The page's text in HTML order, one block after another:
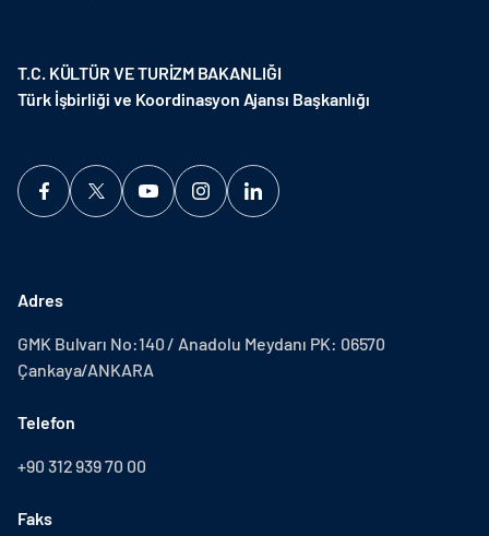
T.C. KÜLTÜR VE TURİZM BAKANLIĞI
Türk İşbirliği ve Koordinasyon Ajansı Başkanlığı
Adres
GMK Bulvarı No:140 / Anadolu Meydanı PK: 06570
Çankaya/ANKARA
Telefon
+90 312 939 70 00
Faks